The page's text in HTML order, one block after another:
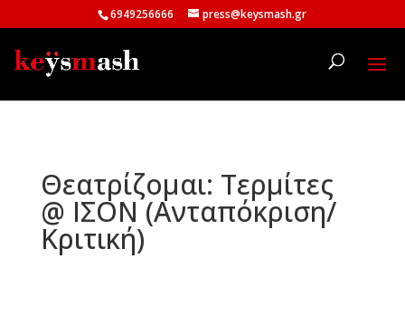
6949256666 press@keysmash.gr
Θεατρίζομαι: Τερμίτες
@ ΙΣΟΝ (Ανταπόκριση/
Κριτική)